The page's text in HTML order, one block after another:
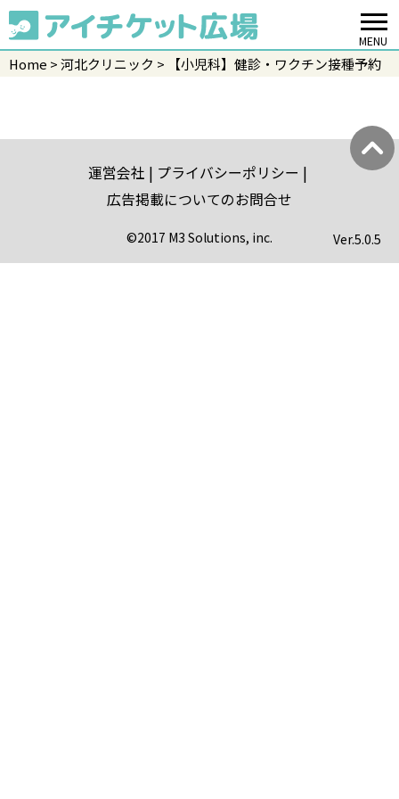
MENU
Home 河北クリニック 【小児科】健診・ワクチン接種予約
運営会社
プライバシーポリシー
広告掲載についてのお問合せ
©2017 M3 Solutions, inc. Ver.5.0.5